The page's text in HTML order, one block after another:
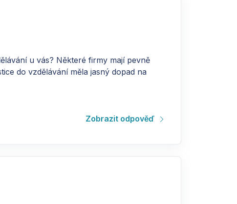
u vás? Některé firmy mají pevně
do vzdělávání měla jasný dopad na
Zobrazit odpověď